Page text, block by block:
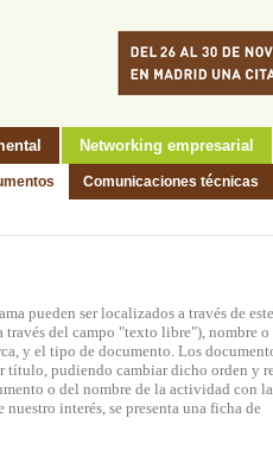
Networking empresarial
Comunicaciones técnicas
pueden ser localizados a través de este
del campo "texto libre"), nombre o
y el tipo de documento. Los
título, pudiendo cambiar dicho orden y
o del nombre de la actividad con
interés, se presenta una ficha de